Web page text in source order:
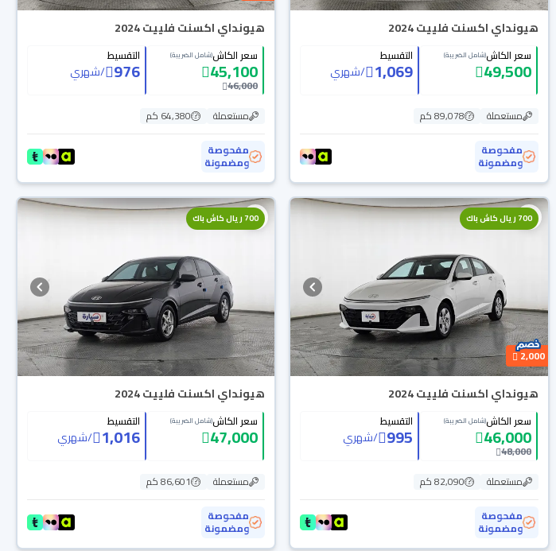
هيونداي اكسنت فلييت 2024
سعر الكاش(شامل الضريبة)
49,500
التقسيط
1,069
/شهري
مستعملة
89,078 كم
مفحوصة
ومضمونة
هيونداي اكسنت فلييت 2024
سعر الكاش(شامل الضريبة)
45,100
46,000
التقسيط
976
/شهري
مستعملة
64,380 كم
مفحوصة
ومضمونة
700 ريال كاش باك
2,000
هيونداي اكسنت فلييت 2024
سعر الكاش(شامل الضريبة)
46,000
48,000
التقسيط
995
/شهري
مستعملة
82,090 كم
مفحوصة
ومضمونة
700 ريال كاش باك
هيونداي اكسنت فلييت 2024
سعر الكاش(شامل الضريبة)
47,000
التقسيط
1,016
/شهري
مستعملة
86,601 كم
مفحوصة
ومضمونة